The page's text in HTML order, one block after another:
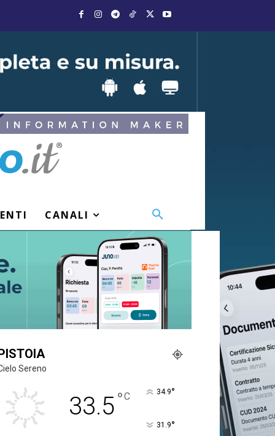
CANALI
Sereno
33.5°C 34.9°
31.9°